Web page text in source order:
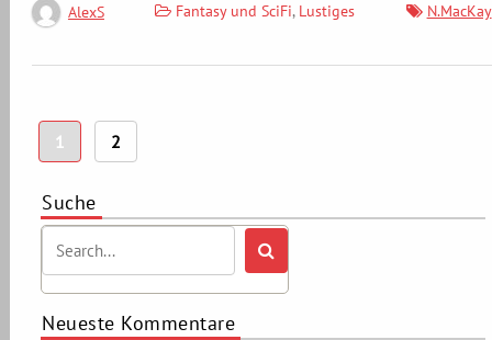
AlexS Fantasy und SciFi, Lustiges N.MacKay
Seitennummerierung
der
1 2
Suche
Neueste Kommentare